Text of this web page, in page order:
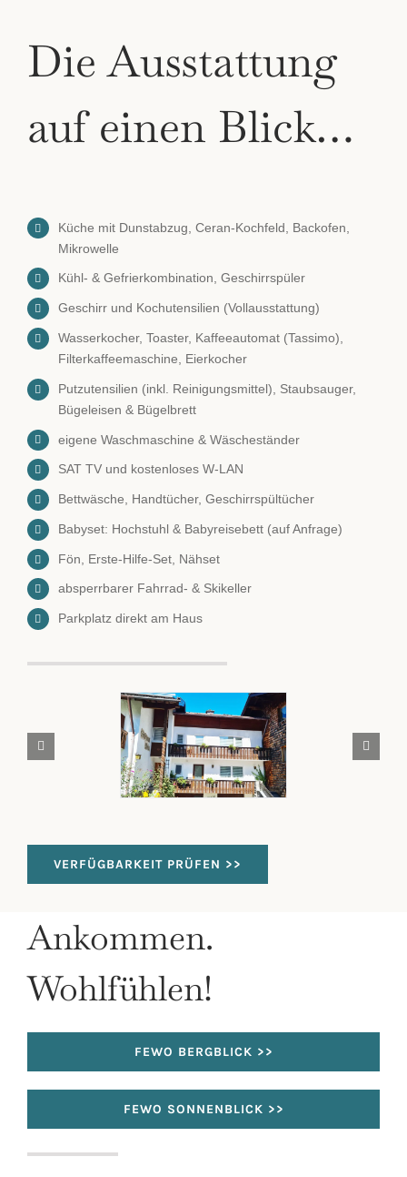
Die Ausstattung
auf einen Blick…
Küche mit Dunstabzug, Ceran-Kochfeld, Backofen,
Mikrowelle
Kühl- & Gefrierkombination, Geschirrspüler
Geschirr und Kochutensilien (Vollausstattung)
Wasserkocher, Toaster, Kaffeeautomat (Tassimo),
Filterkaffeemaschine, Eierkocher
Putzutensilien (inkl. Reinigungsmittel), Staubsauger,
Bügeleisen & Bügelbrett
eigene Waschmaschine & Wäscheständer
SAT TV und kostenloses W-LAN
Bettwäsche, Handtücher, Geschirrspültücher
Babyset: Hochstuhl & Babyreisebett (auf Anfrage)
Fön, Erste-Hilfe-Set, Nähset
absperrbarer Fahrrad- & Skikeller
Parkplatz direkt am Haus
VERFÜGBARKEIT PRÜFEN >>
Ankommen.
Wohlfühlen!
FEWO BERGBLICK >>
FEWO SONNENBLICK >>